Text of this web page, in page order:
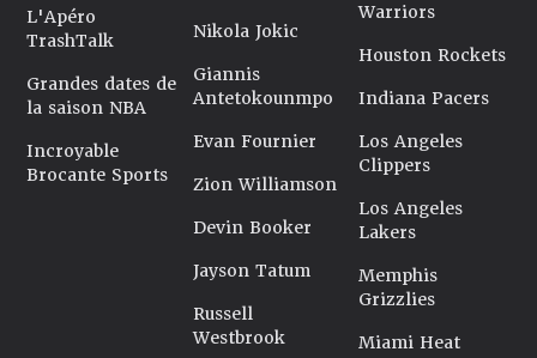
L'Apéro
TrashTalk
Grandes dates de
la saison NBA
Incroyable
Brocante Sports
Nikola Jokic
Giannis
Antetokounmpo
Evan Fournier
Zion Williamson
Devin Booker
Jayson Tatum
Russell
Westbrook
Warriors
Houston Rockets
Indiana Pacers
Los Angeles
Clippers
Los Angeles
Lakers
Memphis
Grizzlies
Miami Heat